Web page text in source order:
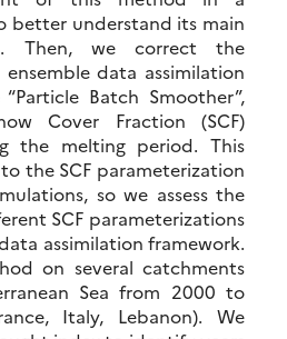
better understand its main
Then, we correct the
data assimilation
Batch Smoother”,
Cover Fraction (SCF)
the melting period. This
the SCF parameterization
so we assess the
SCF parameterizations
assimilation framework.
on several catchments
Sea from 2000 to
Italy, Lebanon). We